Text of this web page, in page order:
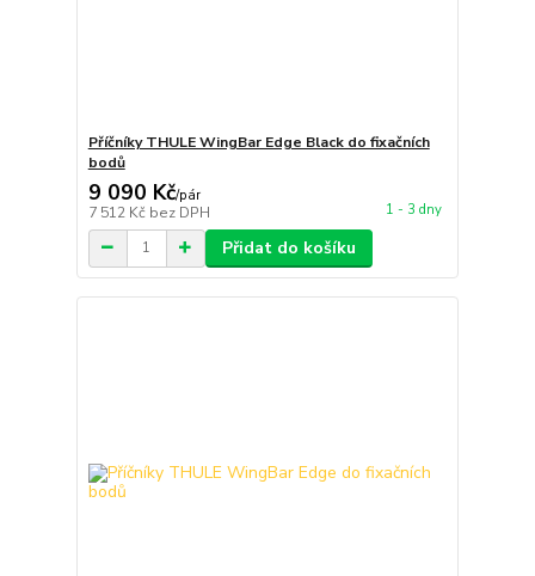
Příčníky THULE WingBar Edge Black do fixačních
bodů
9 090 Kč/pár
7 512 Kč bez DPH 1 - 3 dny
Přidat do košíku